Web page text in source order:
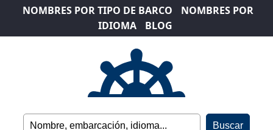
NOMBRES POR TIPO DE BARCO
NOMBRES POR
IDIOMA
BLOG